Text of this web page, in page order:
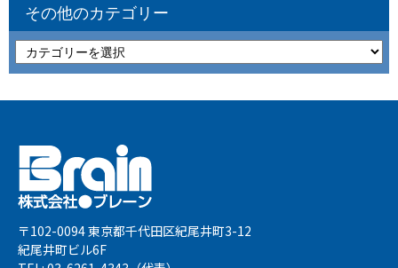
その他のカテゴリー
〒102-0094 東京都千代田区紀尾井町3-12
紀尾井町ビル6F